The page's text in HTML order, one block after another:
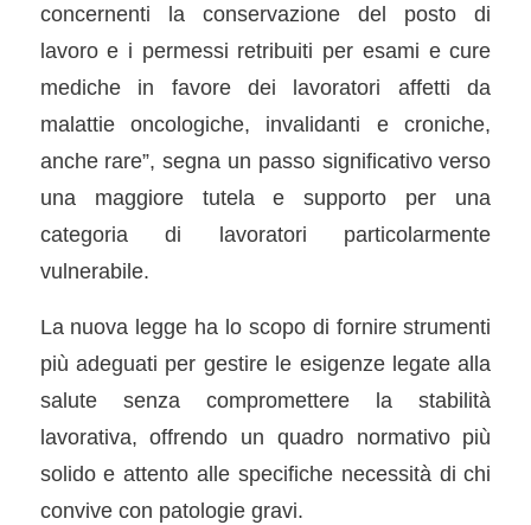
concernenti la conservazione del posto di
lavoro e i permessi retribuiti per esami e cure
mediche in favore dei lavoratori affetti da
malattie oncologiche, invalidanti e croniche,
anche rare”, segna un passo significativo verso
una maggiore tutela e supporto per una
categoria di lavoratori particolarmente
vulnerabile.
La nuova legge ha lo scopo di fornire strumenti
più adeguati per gestire le esigenze legate alla
salute senza compromettere la stabilità
lavorativa, offrendo un quadro normativo più
solido e attento alle specifiche necessità di chi
convive con patologie gravi.